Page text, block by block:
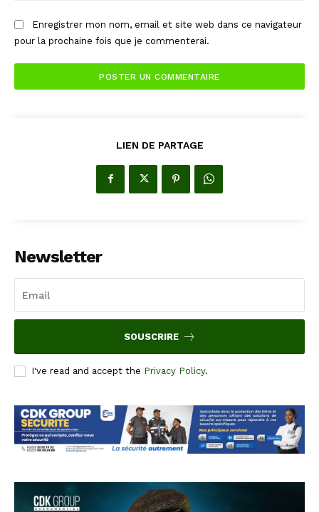
Enregistrer mon nom, email et site web dans ce navigateur
pour la prochaine fois que je commenterai.
LIEN DE PARTAGE
Newsletter
SOUSCRIRE
I've read and accept the Privacy Policy.